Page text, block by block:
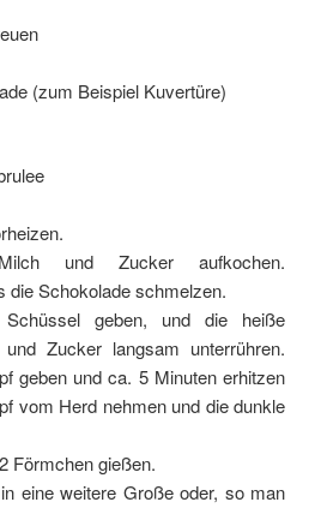
(zum Beispiel Kuvertüre)
und Zucker aufkochen.
die Schokolade schmelzen.
geben, und die heiße
Zucker langsam unterrühren.
geben und ca. 5 Minuten erhitzen
vom Herd nehmen und die dunkle
Förmchen gießen.
eine weitere Große oder, so man